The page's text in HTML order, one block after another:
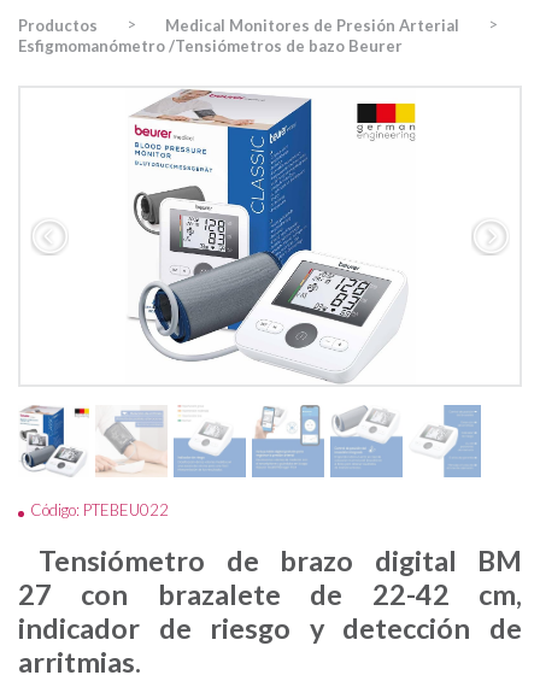
Productos > Medical Monitores de Presión Arterial
>
Esfigmomanómetro /Tensiómetros de bazo Beurer
Código: PTEBEU022
Tensiómetro de brazo digital BM
27 con brazalete de 22-42 cm,
indicador de riesgo y detección de
arritmias.